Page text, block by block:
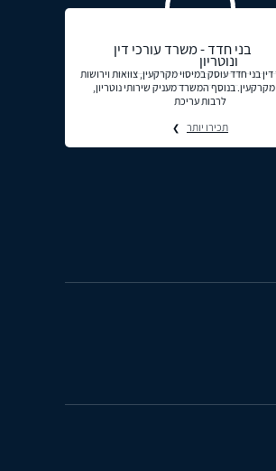
בני חדד - משרד עורכי דין
ונוטריון
בני חדד עוסק במיסוי מקרקעין, צוואות וירושות
מקרקעין. בנוסף המשרד מעניק שירותי נוטריון,
לרבות עריכת
תכירו יותר